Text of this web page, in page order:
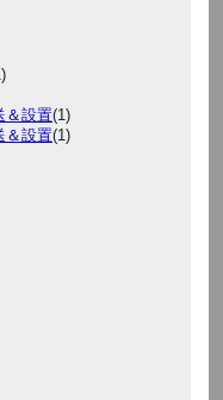
＆設置(1)
＆設置(1)